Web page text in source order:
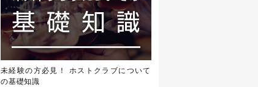
未経験の方必見！ ホストクラブについて
の基礎知識